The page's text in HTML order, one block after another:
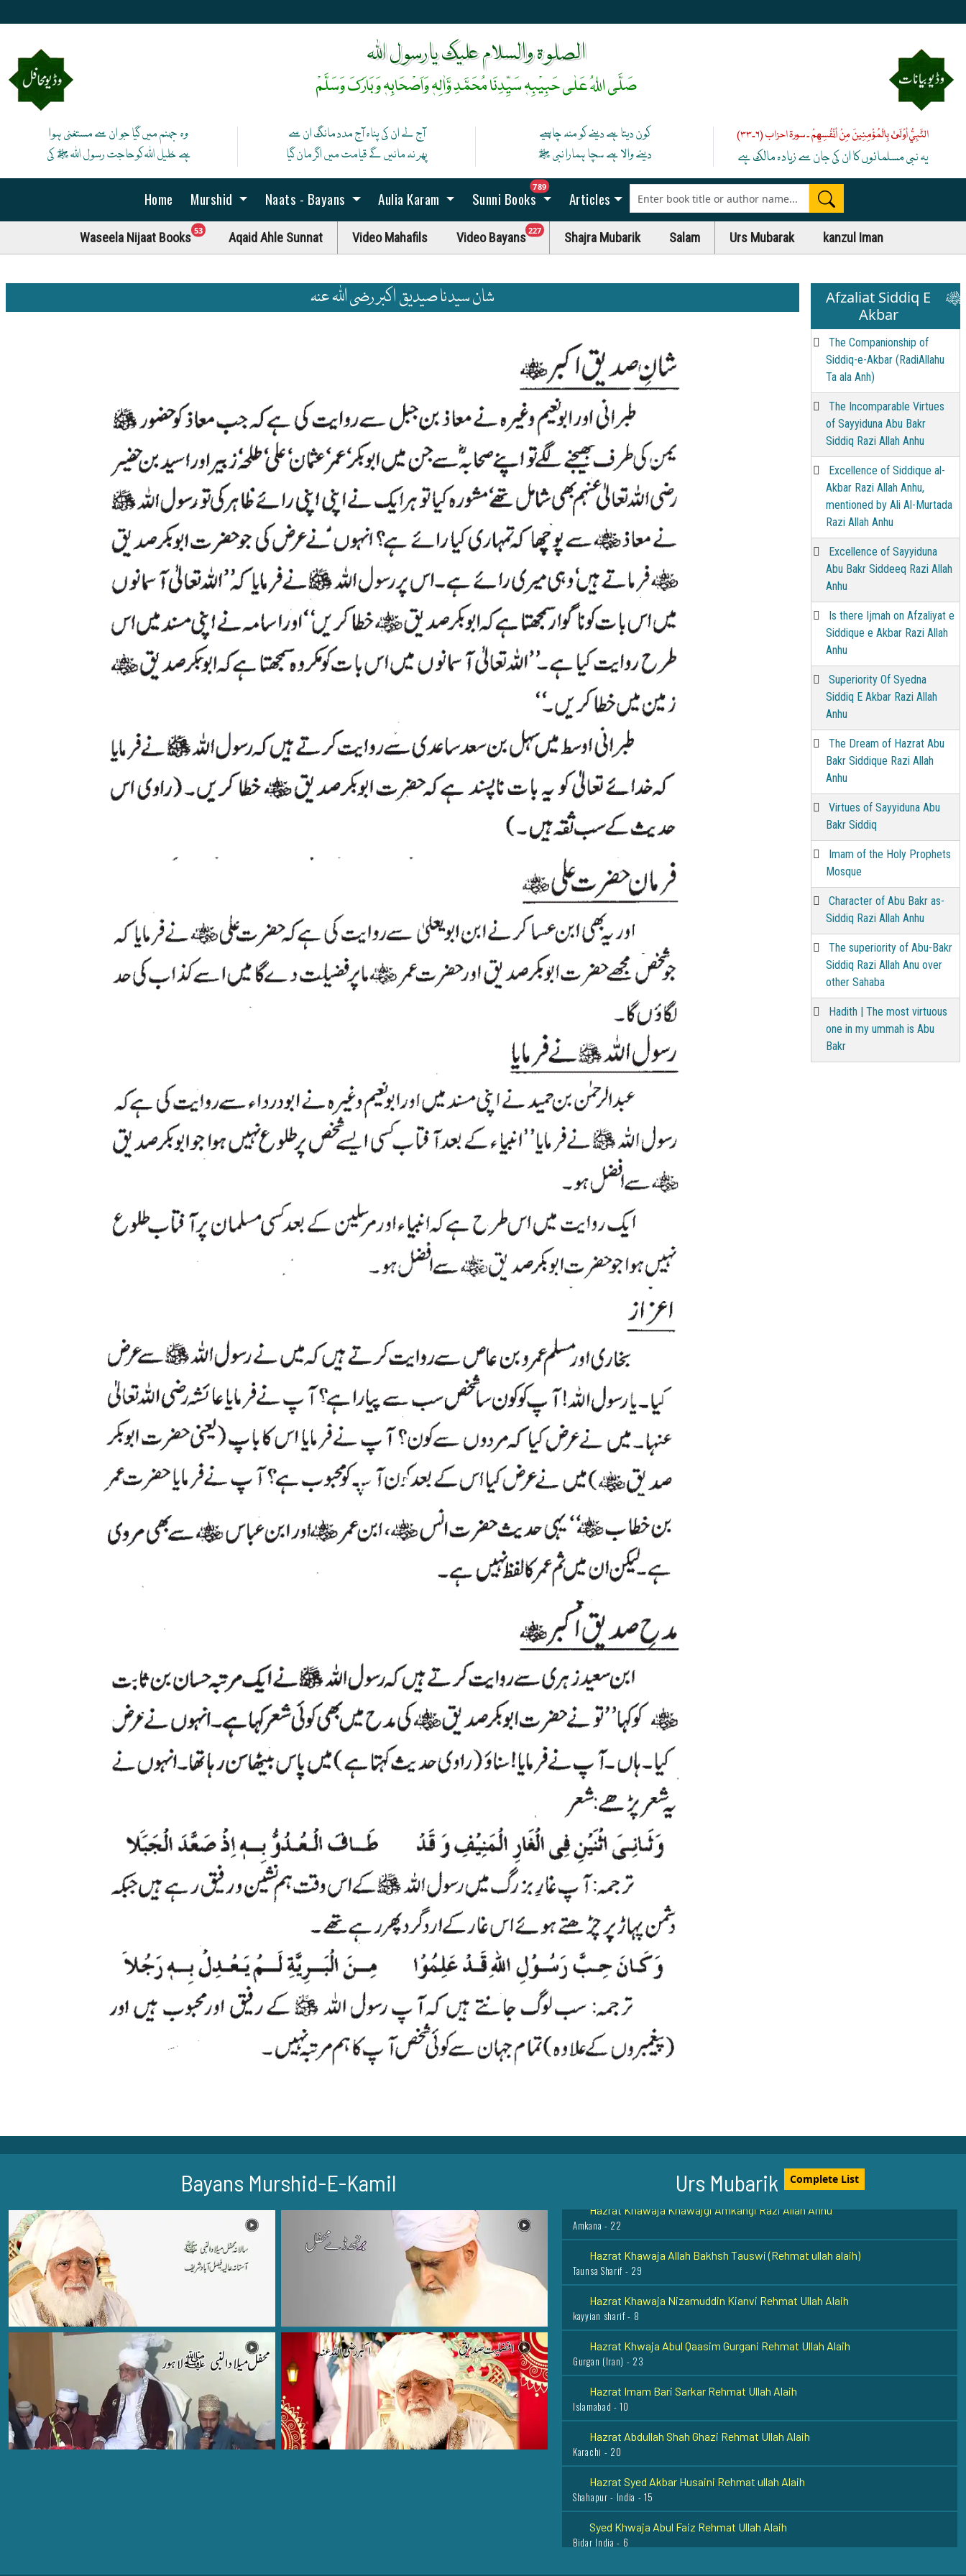
الصلوۃ والسلام علیک یارسول اللہ
صَلَّی اللہُ عَلٰی حَبِیْبِہٖ سَیِّدِنَا مُحَمَّدِ وَّاٰلِہٖ وَاَصْحَابِہٖ وَبَارَکَ وَسَلَّمْ
وہ جہنم میں گیا جو ان سے مستغنی ہوا
ہے خلیل اللہ کوحاجت رسول اللہ ﷺ کی
آج لے ان کی پناہ آج مدد مانگ ان سے
پھر نہ مانیں گے قیامت میں اگر مان گیا
کون دیتا ہے دینے کو منہ چاہیے
دینے والا ہے سچا ہمارا نبی ﷺ
النَّبِيُّ أَوْلَىٰ بِالْمُؤْمِنِينَ مِنْ أَنْفُسِهِمْ ۔ سورۃ احزاب (۶۔۳۳)
یہ نبی مسلمانوں کا ان کی جان سے زیادہ مالک ہے
Home Murshid Naats - Bayans Aulia Karam Sunni Books
789unread messages
Articles
Waseela Nijaat Books 53unread messages
Aqaid Ahle Sunnat Video Mahafils Video Bayans227unread messages
Shajra Mubarik Salam Urs Mubarak kanzul Iman
شان سیدنا صیدیق اکبر رضی اللہ عنہ
Afzaliat Siddiq E
Akbar
The Companionship of
Siddiq-e-Akbar (RadiAllahu
Ta ala Anh)
The Incomparable Virtues
of Sayyiduna Abu Bakr
Siddiq Razi Allah Anhu
Excellence of Siddique al-
Akbar Razi Allah Anhu,
mentioned by Ali Al-Murtada
Razi Allah Anhu
Excellence of Sayyiduna
Abu Bakr Siddeeq Razi Allah
Anhu
Is there Ijmah on Afzaliyat e
Siddique e Akbar Razi Allah
Anhu
Superiority Of Syedna
Siddiq E Akbar Razi Allah
Anhu
The Dream of Hazrat Abu
Bakr Siddique Razi Allah
Anhu
Virtues of Sayyiduna Abu
Bakr Siddiq
Imam of the Holy Prophets
Mosque
Character of Abu Bakr as-
Siddiq Razi Allah Anhu
The superiority of Abu-Bakr
Siddiq Razi Allah Anu over
other Sahaba
Hadith | The most virtuous
one in my ummah is Abu
Bakr
Bayans Murshid-E-Kamil Urs Mubarik Complete List
Cairo - Egypt - 10
Hazrat Khawaja Khawajgi Amkangi Razi Allah Anhu
Hazrat Khawaja Allah Bakhsh Tauswi (Rehmat ullah alaih)
Hazrat Khawaja Nizamuddin Kianvi Rehmat Ullah Alaih
Hazrat Khwaja Abul Qaasim Gurgani Rehmat Ullah Alaih
Hazrat Imam Bari Sarkar Rehmat Ullah Alaih
Hazrat Abdullah Shah Ghazi Rehmat Ullah Alaih
Hazrat Syed Akbar Husaini Rehmat ullah Alaih
Syed Khwaja Abul Faiz Rehmat Ullah Alaih
Hazrat Khawaja Yusuf Hamdani Razi Allah Anhu